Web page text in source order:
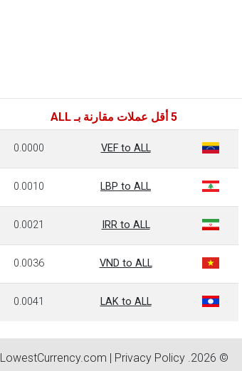
5 أقل عملات مقارنة بـ ALL
VEF to ALL
0.0000
LBP to ALL
0.0010
IRR to ALL
0.0021
VND to ALL
0.0036
LAK to ALL
0.0041
© 2026.
LowestCurrency.com | Privacy Policy